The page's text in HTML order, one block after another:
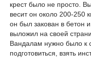
крест было не просто.
весит он около 200-250
он был закован в бетон
выложил на своей
Вандалам нужно было к
подготовиться, взять